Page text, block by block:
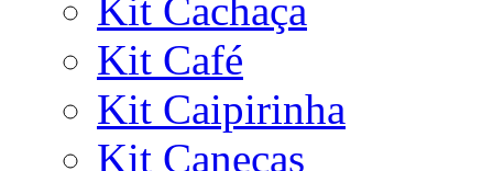
Kit Cachaça
Kit Café
Kit Caipirinha
Kit Canecas